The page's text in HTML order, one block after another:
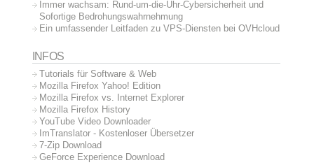
Immer wachsam: Rund-um-die-Uhr-Cybersicherheit und
Sofortige Bedrohungswahrnehmung
Ein umfassender Leitfaden zu VPS-Diensten bei OVHcloud
INFOS
Tutorials für Software & Web
Mozilla Firefox Yahoo! Edition
Mozilla Firefox vs. Internet Explorer
Mozilla Firefox History
YouTube Video Downloader
ImTranslator - Kostenloser Übersetzer
7-Zip Download
GeForce Experience Download